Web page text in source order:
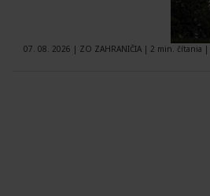
07. 08. 2026 | ZO ZAHRANIČIA | 2 min. čítania |